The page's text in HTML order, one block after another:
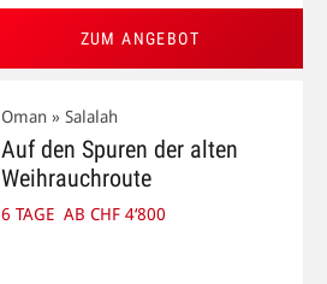
ZUM ANGEBOT
Oman » Salalah
Auf den Spuren der alten
Weihrauchroute
6 TAGE AB CHF 4‘800